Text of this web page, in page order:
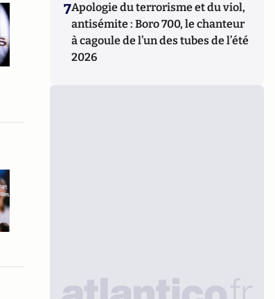
7Apologie du terrorisme et du viol,
antisémite : Boro 700, le chanteur
à cagoule de l’un des tubes de l’été
2026